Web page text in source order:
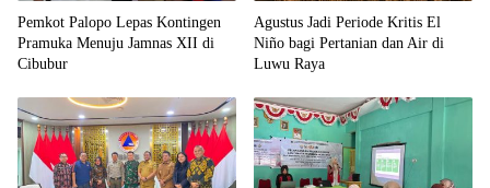
Pemkot Palopo Lepas Kontingen
Pramuka Menuju Jamnas XII di
Cibubur
Agustus Jadi Periode Kritis El
Niño bagi Pertanian dan Air di
Luwu Raya